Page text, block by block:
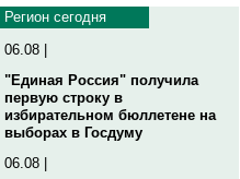
Регион сегодня
06.08 |
"Единая Россия" получила
первую строку в
избирательном бюллетене на
выборах в Госдуму
06.08 |